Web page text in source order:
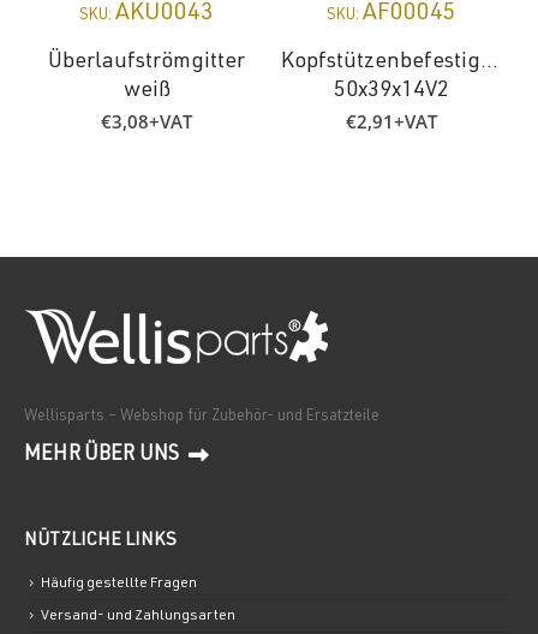
SKU: AKU0043
Überlaufströmgitter
weiß
€3,08+VAT
SKU: AF00045
Kopfstützenbefestigung
50x39x14V2
€2,91+VAT
Wellisparts – Webshop für Zubehör- und Ersatzteile
MEHR ÜBER UNS
NÜTZLICHE LINKS
Häufig gestellte Fragen
Versand- und Zahlungsarten